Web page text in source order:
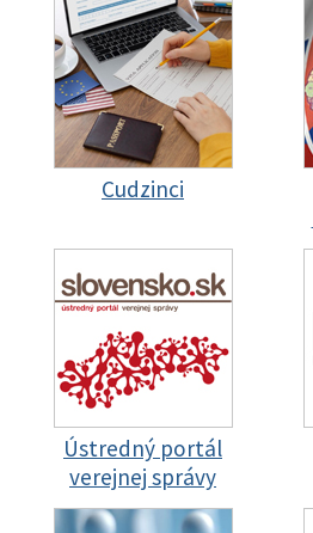
Cudzinci
Ústredný portál
verejnej správy